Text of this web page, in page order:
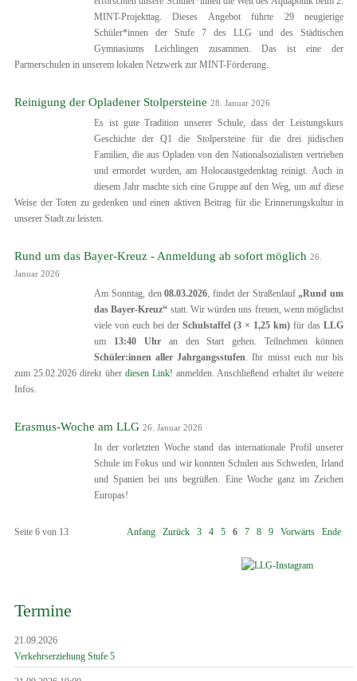
MINT-Projekttag. Dieses Angebot führte 29 neugierige
Schüler*innen der Stufe 7 des LLG und des Städtischen
Gymnasiums Leichlingen zusammen. Das ist eine der
Partnerschulen in unserem lokalen Netzwerk zur MINT-Förderung.
Reinigung der Opladener Stolpersteine 28. Januar 2026
Es ist gute Tradition unserer Schule, dass der Leistungskurs
Geschichte der Q1 die Stolpersteine für die drei jüdischen
Familien, die aus Opladen von den Nationalsozialisten vertrieben
und ermordet wurden, am Holocaustgedenktag reinigt. Auch in
diesem Jahr machte sich eine Gruppe auf den Weg, um auf diese
Weise der Toten zu gedenken und einen aktiven Beitrag für die Erinnerungskultur in
unserer Stadt zu leisten.
Rund um das Bayer-Kreuz - Anmeldung ab sofort möglich 26.
Januar 2026
Am Sonntag, den08.03.2026 , findet der Straßenlauf„Rund um
das Bayer-Kreuz“ statt. Wir würden uns freuen, wenn möglichst
viele von euch bei der Schulstaffel (3 × 1,25 km) für das LLG
um 13:40 Uhran den Start gehen. Teilnehmen können
Schüler:innen aller Jahrgangsstufen . Ihr müsst euch nur bis
zum 25.02.2026 direkt über diesen Link! anmelden. Anschließend erhaltet ihr weitere
Infos.
Erasmus-Woche am LLG 26. Januar 2026
In der vorletzten Woche stand das internationale Profil unserer
Schule im Fokus und wir konnten Schulen aus Schweden, Irland
und Spanien bei uns begrüßen. Eine Woche ganz im Zeichen
Europas!
Seite 6 von 13 Anfang Zurück 3 4 5 6 7 8 9 Vorwärts Ende
Termine
21.09.2026
Verkehrserziehung Stufe 5